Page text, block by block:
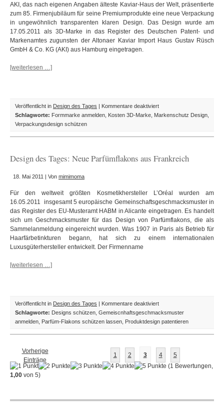
AKI, das nach eigenen Angaben älteste Kaviar-Haus der Welt, präsentierte
zum 85. Firmenjubiläum für seine Premiumprodukte eine neue Verpackung
in ungewöhnlich transparenten klaren Design. Das Design wurde am
17.05.2011 als 3D-Marke in das Register des Deutschen Patent- und
Markenamtes zugunsten der Altonaer Kaviar Import Haus Gustav Rüsch
GmbH & Co. KG (AKI) aus Hamburg eingetragen.
[weiterlesen …]
Veröffentlicht in Design des Tages | Kommentare deaktiviertfür
Design
als
Schlagworte: Formmarke anmelden Kosten 3D-Marke Markenschutz Design
Verpackungsdesign schützen
Design des Tages: Neue Parfümflakons aus Frankreich
18. Mai 2011 | Von mimimoma
Für den weltweit größten Kosmetikhersteller L’Oréal wurden am
16.05.2011 insgesamt 5 europäische Gemeinschaftsgeschmacksmuster in
das Register des EU-Musteramt HABM in Alicante eingetragen. Es handelt
sich um Geschmacksmuster für das Design von Parfümflakons, die als
Sammelanmeldung eingereicht wurden. Was 1907 in Paris als Betrieb für
Haarfärbetinkturen begann, hat sich zu einem internationalen
Luxusgüterhersteller entwickelt. Der Firmenname
[weiterlesen …]
Veröffentlicht in Design des Tages | Kommentare deaktiviertfür
Design
des
Parfümflakons
aus
Frankreich
Schlagworte: Designs schützen Gemeiscnhaftsgeschmacksmuster
anmelden Parfüm-Flakons schützen lassen Produktdesign patentieren
Vorherige
Einträge
1 2 3 4
5
(1 Bewertungen,
1,00 von 5)